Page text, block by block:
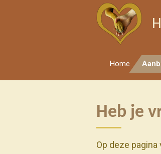
Home
Heb je
Op deze